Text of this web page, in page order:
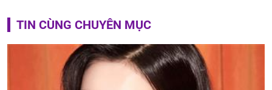
TIN CÙNG CHUYÊN MỤC